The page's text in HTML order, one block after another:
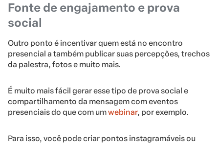
Fonte de engajamento e prova
social
Outro ponto é incentivar quem está no encontro
presencial a também publicar suas percepções, trechos
da palestra, fotos e muito mais.
É muito mais fácil gerar esse tipo de prova social e
compartilhamento da mensagem com eventos
presenciais do que com umwebinar, por exemplo.
Para isso, você pode criar pontos instagramáveis ou